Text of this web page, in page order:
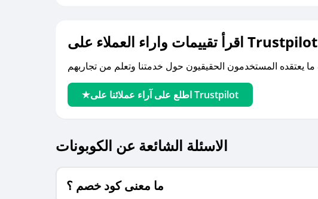
اقرأ تقييمات واراء العملاء على Trustpilot
اطلع على آراء عملائنا على Trustpilot
الاسئلة الشائعة عن الكوبونات
ما معنى كود خصم ؟